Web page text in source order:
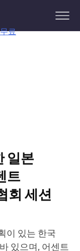
료
일본
트
회 세션
이 있는 한국
있으며, 어센트